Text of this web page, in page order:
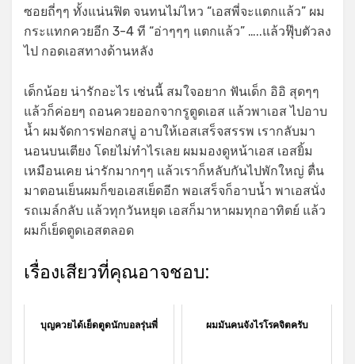
ซอยถี่ๆๆ ทั้งแน่นฟิต จนทนไม่ไหว “เอสพี่จะแตกแล้ว” ผม
กระแทกควยอีก 3-4 ที “อ่าๆๆๆ แตกแล้ว” …..แล้วฟุ๊บตัวลง
ไป กอดเอสทางด้านหลัง
เด็กน้อย น่ารักอะไร เช่นนี้ สมใจอยาก ฟันเด็ก อิอิ สุดๆๆ
แล้วก็ค่อยๆ ถอนควยออกจากรูตูดเอส แล้วพาเอส ไปอาบ
น้ำ ผมจัดการฟอกสบู่ อาบให้เอสเสร็จสรรพ เรากลับมา
นอนบนเตียง โดยไม่ทำไรเลย ผมมองดูหน้าเอส เอสยิ้ม
เหมือนเคย น่ารักมากๆๆ แล้วเราก็หลับกันไปพักใหญ่ ตื่น
มาตอนเย็นผมก็ขอเอสเย็ดอีก พอเสร็จก็อาบน้ำ พาเอสนั่ง
รถเมล์กลับ แล้วทุกวันหยุด เอสก็มาหาผมทุกอาทิตย์ แล้ว
ผมก็เย็ดตูดเอสตลอด
เรื่องเสียวที่คุณอาจชอบ:
บุญควยได้เย็ดตูดนักบอลรุ่นพี่ ผมมันคนจังไรโรคจิตครับ